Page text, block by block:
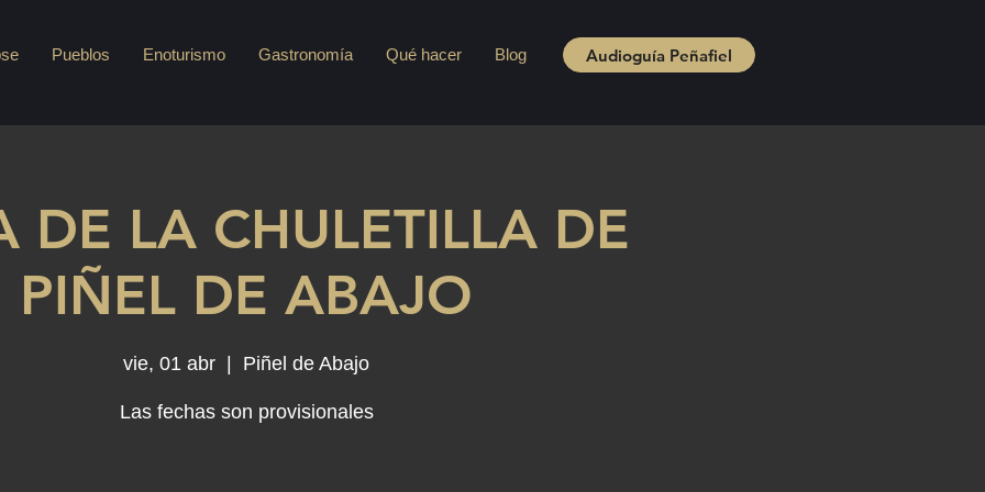
Pueblos Enoturismo Gastronomía Qué hacer Blog Audioguía Peñafiel
DE LA CHULETILLA DE
PIÑEL DE ABAJO
vie, 01 abr Piñel de Abajo
Las fechas son provisionales